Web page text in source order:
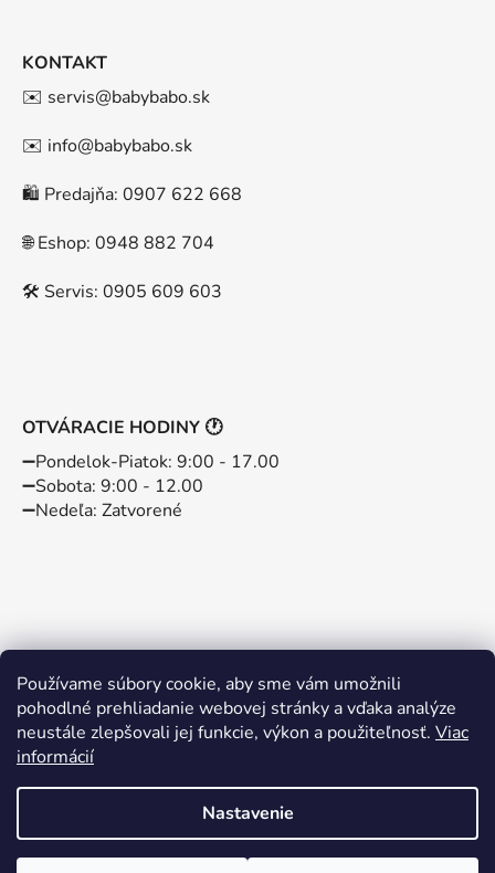
Používame súbory cookie, aby sme vám umožnili
pohodlné prehliadanie webovej stránky a vďaka analýze
neustále zlepšovali jej funkcie, výkon a použiteľnosť. Viac
informácií
Nastavenie
KONTAKT
✉️ servis@babybabo.sk
✉️ info@babybabo.sk
🛍️ Predajňa: 0907 622 668
🌐 Eshop: 0948 882 704
🛠️ Servis: 0905 609 603
OTVÁRACIE HODINY 🕐
➖️Pondelok-Piatok: 9:00 - 17.00
➖️Sobota: 9:00 - 12.00
➖️Nedeľa: Zatvorené
Instagram Facebook
Vytvoril Shoptet